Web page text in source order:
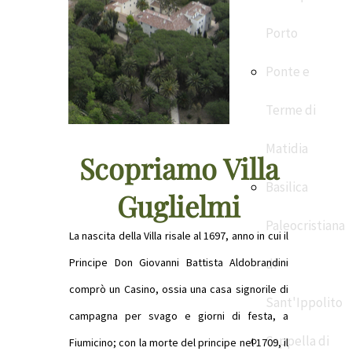
Porto
Ponte e
Terme di
Matidia
Basilica
Paleocristiana
di
Sant'Ippolito
Cappella di
Scopriamo Villa
Guglielmi
La nascita della Villa risale al 1697, anno in cui il
Principe Don Giovanni Battista Aldobrandini
comprò un Casino, ossia una casa signorile di
campagna per svago e giorni di festa, a
Fiumicino; con la morte del principe nel 1709, il